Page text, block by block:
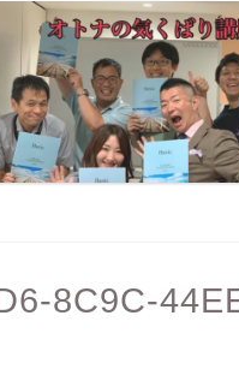
8C9C-